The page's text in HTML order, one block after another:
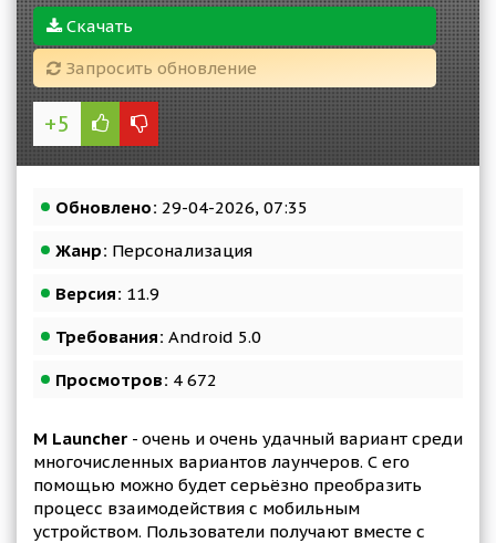
Скачать
Запросить обновление
+5
Обновлено: 29-04-2026, 07:35
Жанр: Персонализация
Версия: 11.9
Требования: Android 5.0
Просмотров: 4 672
M Launcher - очень и очень удачный вариант среди
многочисленных вариантов лаунчеров. С его
помощью можно будет серьёзно преобразить
процесс взаимодействия с мобильным
устройством. Пользователи получают вместе с